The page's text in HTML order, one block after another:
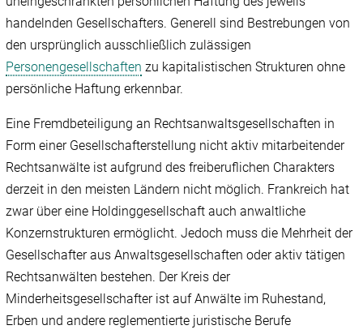
handelnden Gesellschafters. Generell sind Bestrebungen von
den ursprünglich ausschließlich zulässigen
Personengesellschaften zu kapitalistischen Strukturen ohne
persönliche Haftung erkennbar.
Eine Fremdbeteiligung an Rechtsanwaltsgesellschaften in
Form einer Gesellschafterstellung nicht aktiv mitarbeitender
Rechtsanwälte ist aufgrund des freiberuflichen Charakters
derzeit in den meisten Ländern nicht möglich. Frankreich hat
zwar über eine Holdinggesellschaft auch anwaltliche
Konzernstrukturen ermöglicht. Jedoch muss die Mehrheit der
Gesellschafter aus Anwaltsgesellschaften oder aktiv tätigen
Rechtsanwälten bestehen. Der Kreis der
Minderheitsgesellschafter ist auf Anwälte im Ruhestand,
Erben und andere reglementierte juristische Berufe